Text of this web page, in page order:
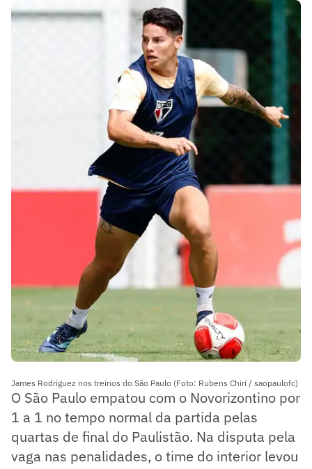
James Rodríguez nos treinos do São Paulo (Foto: Rubens Chiri / saopaulofc)
O São Paulo empatou com o Novorizontino por
1 a 1 no tempo normal da partida pelas
quartas de final do Paulistão. Na disputa pela
vaga nas penalidades, o time do interior levou